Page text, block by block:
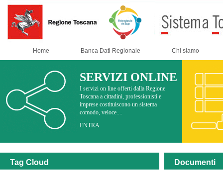
Home Banca Dati Regionale Chi siamo
SERVIZI ONLINE
I servizi on line offerti dalla Regione
Toscana a cittadini, professionisti e
imprese costituiscono un sistema
comodo, veloce....
ENTRA
Tag Cloud Documenti